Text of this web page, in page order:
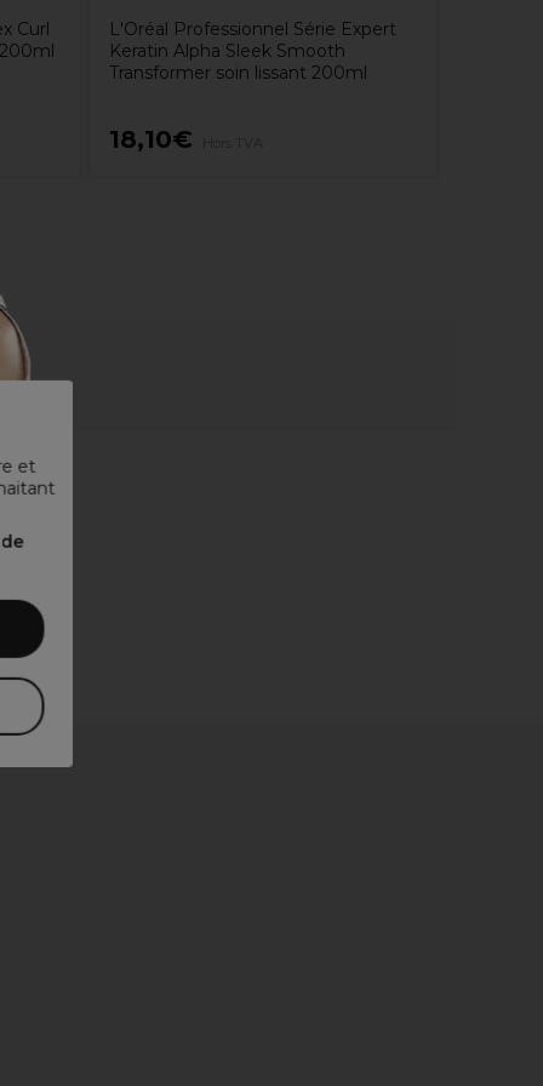
et
Curl
L'Oréal Professionnel Série Expert
Keratin Alpha Sleek Smooth
Transformer soin lissant 200ml
18,10€